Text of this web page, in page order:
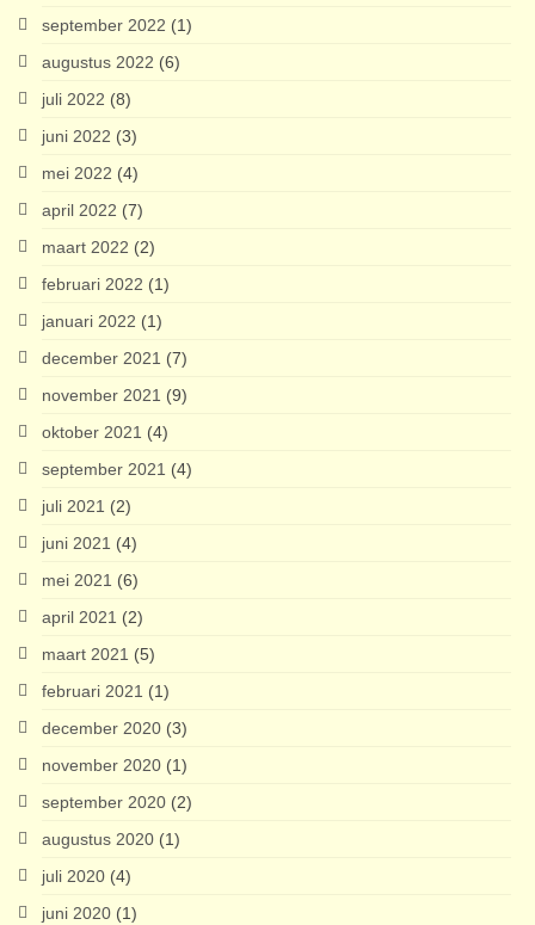
september 2022 (1)
augustus 2022 (6)
juli 2022 (8)
juni 2022 (3)
mei 2022 (4)
april 2022 (7)
maart 2022 (2)
februari 2022 (1)
januari 2022 (1)
december 2021 (7)
november 2021 (9)
oktober 2021 (4)
september 2021 (4)
juli 2021 (2)
juni 2021 (4)
mei 2021 (6)
april 2021 (2)
maart 2021 (5)
februari 2021 (1)
december 2020 (3)
november 2020 (1)
september 2020 (2)
augustus 2020 (1)
juli 2020 (4)
juni 2020 (1)